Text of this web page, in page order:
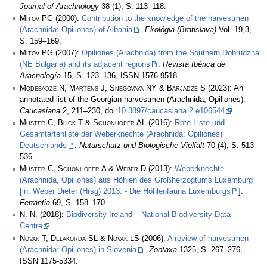
Journal of Arachnology 38 (1), S. 113–118.
Mitov PG (2000): Contribution to the knowledge of the harvestmen
(Arachnida: Opiliones) of Albania
. Ekológia (Bratislava) Vol. 19,3,
S. 159–169.
Mitov PG (2007): Opiliones (Arachnida) from the Southern Dobrudzha
(NE Bulgaria) and its adjacent regions
. Revista Ibérica de
Aracnología 15, S. 123–136, ISSN 1576-9518.
Modebadze N, Martens J, Snegovaya NY & Barjadze S (2023): An
annotated list of the Georgian harvestmen (Arachnida, Opiliones).
Caucasiana 2, 211–230, doi:10.3897/caucasiana.2.e106544
Muster C, Blick T & Schönhofer AL
(2016): Rote Liste und
Gesamtartenliste der Weberknechte (Arachnida: Opiliones)
Deutschlands
Naturschutz und Biologische Vielfalt 70 (4), S. 513–
536.
Muster C, Schönhofer A & Weber D (2013): Weberknechte
(Arachnida, Opiliones) aus Höhlen des Großherzogtums Luxemburg
[in: Weber Dieter (Hrsg) 2013. - Die Höhlenfauna Luxemburgs
].
Ferrantia 69, S. 158–170.
N. N. (2018): Biodiversity Ireland – National Biodiversity Data
Centre
.
Novak T, Delakorda SL & Novak LS (2006): A review of harvestmen
(Arachnida: Opiliones) in Slovenia
Zootaxa 1325, S. 267–276,
ISSN 1175-5334.